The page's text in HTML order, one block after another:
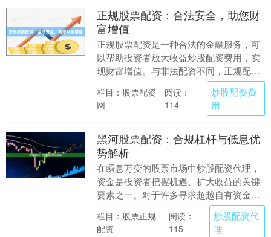
正规股票配资：合法安全，助您财
富增值
正规股票配资是一种合法的金融服务，可
以帮助投资者放大收益炒股配资费用，实
现财富增值。与非法配资不同，正规配资
平台受到监管炒股配资费用，资金安全有
保障。 **合法....
栏目：股票配资
网
阅读：
114
炒股配资费
用
黑河股票配资：合规杠杆与低息优
势解析
在瞬息万变的股票市场中炒股配资代理，
资金是投资者把握机遇、扩大收益的关键
要素之一。对于许多寻求超越自有资金限
制、放大潜在回报的投资者而言，股票配
资成为一种备受关....
栏目：股票正规
配资
阅读：
115
炒股配资代
理